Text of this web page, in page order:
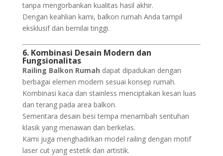
tanpa mengorbankan kualitas hasil akhir.
Dengan keahlian kami, balkon rumah Anda tampil
eksklusif dan bernilai tinggi.
6. Kombinasi Desain Modern dan
Fungsionalitas
Railing Balkon Rumah dapat dipadukan dengan
berbagai elemen modern sesuai konsep rumah.
Kombinasi kaca dan stainless menciptakan kesan luas
dan terang pada area balkon.
Sementara desain besi tempa menambah sentuhan
klasik yang menawan dan berkelas.
Kami juga menghadirkan model railing dengan motif
laser cut yang estetik dan artistik.